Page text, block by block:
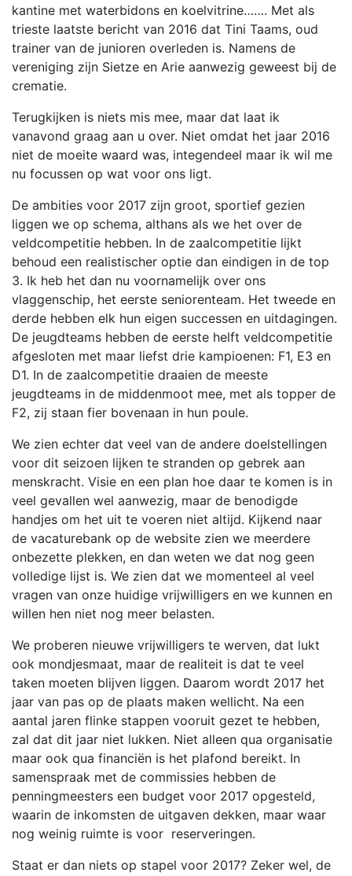
kantine met waterbidons en koelvitrine……. Met als
trieste laatste bericht van 2016 dat Tini Taams, oud
trainer van de junioren overleden is. Namens de
vereniging zijn Sietze en Arie aanwezig geweest bij de
crematie.
Terugkijken is niets mis mee, maar dat laat ik
vanavond graag aan u over. Niet omdat het jaar 2016
niet de moeite waard was, integendeel maar ik wil me
nu focussen op wat voor ons ligt.
De ambities voor 2017 zijn groot, sportief gezien
liggen we op schema, althans als we het over de
veldcompetitie hebben. In de zaalcompetitie lijkt
behoud een realistischer optie dan eindigen in de top
3. Ik heb het dan nu voornamelijk over ons
vlaggenschip, het eerste seniorenteam. Het tweede en
derde hebben elk hun eigen successen en uitdagingen.
De jeugdteams hebben de eerste helft veldcompetitie
afgesloten met maar liefst drie kampioenen: F1, E3 en
D1. In de zaalcompetitie draaien de meeste
jeugdteams in de middenmoot mee, met als topper de
F2, zij staan fier bovenaan in hun poule.
We zien echter dat veel van de andere doelstellingen
voor dit seizoen lijken te stranden op gebrek aan
menskracht. Visie en een plan hoe daar te komen is in
veel gevallen wel aanwezig, maar de benodigde
handjes om het uit te voeren niet altijd. Kijkend naar
de vacaturebank op de website zien we meerdere
onbezette plekken, en dan weten we dat nog geen
volledige lijst is. We zien dat we momenteel al veel
vragen van onze huidige vrijwilligers en we kunnen en
willen hen niet nog meer belasten.
We proberen nieuwe vrijwilligers te werven, dat lukt
ook mondjesmaat, maar de realiteit is dat te veel
taken moeten blijven liggen. Daarom wordt 2017 het
jaar van pas op de plaats maken wellicht. Na een
aantal jaren flinke stappen vooruit gezet te hebben,
zal dat dit jaar niet lukken. Niet alleen qua organisatie
maar ook qua financiën is het plafond bereikt. In
samenspraak met de commissies hebben de
penningmeesters een budget voor 2017 opgesteld,
waarin de inkomsten de uitgaven dekken, maar waar
nog weinig ruimte is voor reserveringen.
Staat er dan niets op stapel voor 2017? Zeker wel, de